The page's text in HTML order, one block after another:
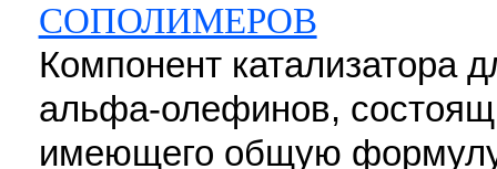
СОПОЛИМЕРОВ
Компонент катализатора
альфа-олефинов,
имеющего общую